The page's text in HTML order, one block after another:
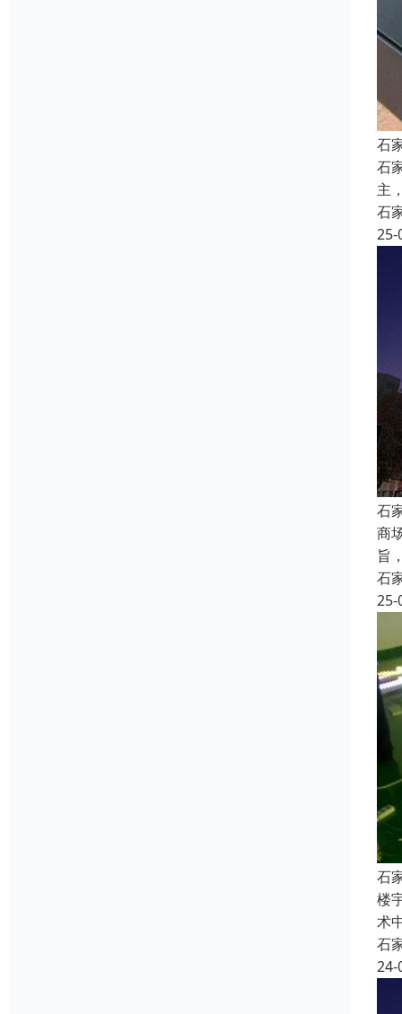
石
石
主
石
25-
石
商
旨
石
25-
石
楼
术
石
24-